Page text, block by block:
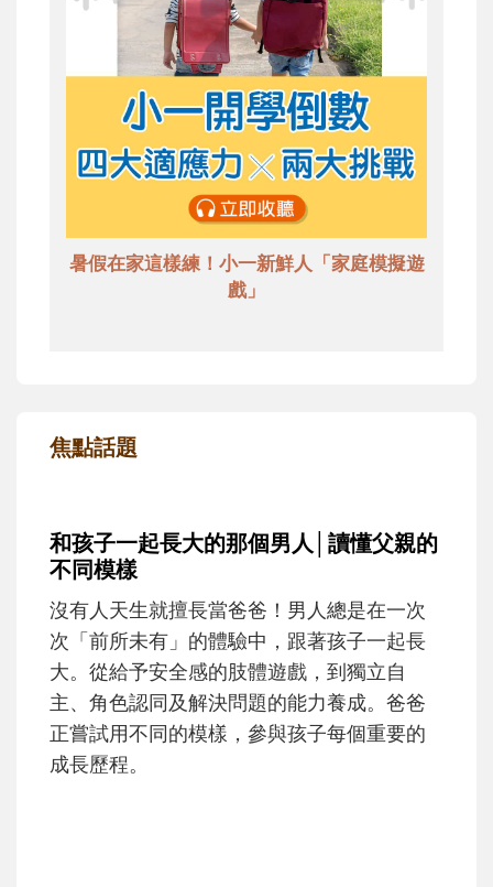
暑假在家這樣練！小一新鮮人「家庭模擬遊
戲」
焦點話題
和孩子一起長大的那個男人│讀懂父親的
不同模樣
沒有人天生就擅長當爸爸！男人總是在一次
次「前所未有」的體驗中，跟著孩子一起長
大。從給予安全感的肢體遊戲，到獨立自
主、角色認同及解決問題的能力養成。爸爸
正嘗試用不同的模樣，參與孩子每個重要的
成長歷程。